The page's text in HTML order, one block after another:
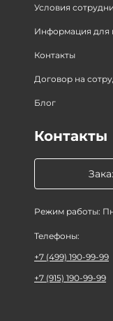
Условия
Информация для
Контакты
Договор на
Блог
Режим работы:
Контакты
Телефоны:
+7 (499) 190-99-99
+7 (915) 190-99-99